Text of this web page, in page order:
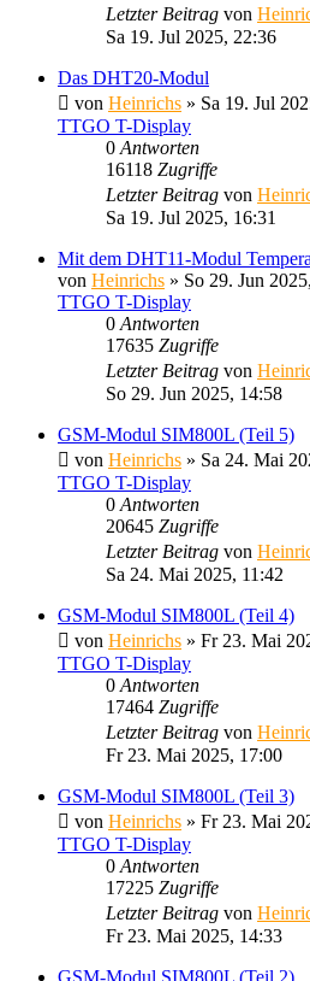
Letzter Beitrag von
Sa 19. Jul 2025, 22:36
Das DHT20-Modul
von Heinrichs » Sa 19. Jul
TTGO T-Display
0 Antworten
16118 Zugriffe
Letzter Beitrag von
Sa 19. Jul 2025, 16:31
Mit dem DHT11-Modul
von Heinrichs » So 29. Jun
TTGO T-Display
0 Antworten
17635 Zugriffe
Letzter Beitrag von
So 29. Jun 2025, 14:58
GSM-Modul SIM800L (Teil 5)
von Heinrichs » Sa 24. Mai
TTGO T-Display
0 Antworten
20645 Zugriffe
Letzter Beitrag von
Sa 24. Mai 2025, 11:42
GSM-Modul SIM800L (Teil 4)
von Heinrichs » Fr 23. Mai
TTGO T-Display
0 Antworten
17464 Zugriffe
Letzter Beitrag von
Fr 23. Mai 2025, 17:00
GSM-Modul SIM800L (Teil 3)
von Heinrichs » Fr 23. Mai
TTGO T-Display
0 Antworten
17225 Zugriffe
Letzter Beitrag von
Fr 23. Mai 2025, 14:33
GSM-Modul SIM800L (Teil 2)